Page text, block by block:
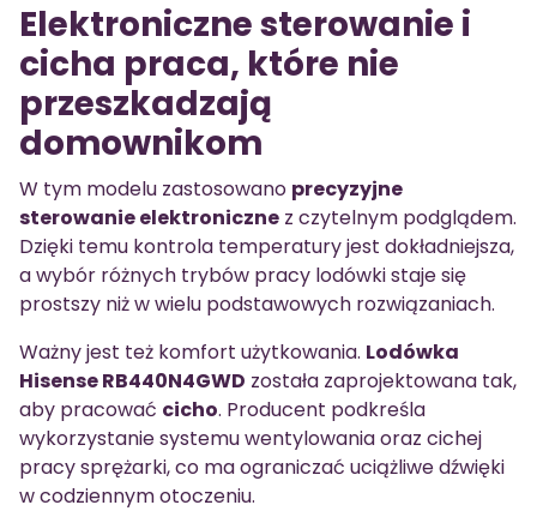
Elektroniczne sterowanie i
cicha praca, które nie
przeszkadzają
domownikom
W tym modelu zastosowano precyzyjne
sterowanie elektroniczne z czytelnym podglądem.
Dzięki temu kontrola temperatury jest dokładniejsza,
a wybór różnych trybów pracy lodówki staje się
prostszy niż w wielu podstawowych rozwiązaniach.
Ważny jest też komfort użytkowania. Lodówka
Hisense RB440N4GWD została zaprojektowana tak,
aby pracować cicho. Producent podkreśla
wykorzystanie systemu wentylowania oraz cichej
pracy sprężarki, co ma ograniczać uciążliwe dźwięki
w codziennym otoczeniu.